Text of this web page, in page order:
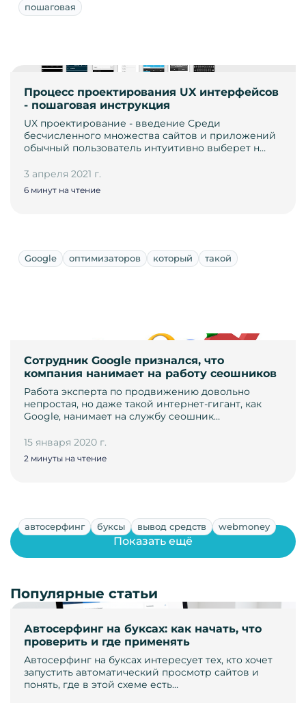
пошаговая
Процесс проектирования UX интерфейсов
- пошаговая инструкция
UX проектирование - введение Среди
бесчисленного множества сайтов и приложений
обычный пользователь интуитивно выберет н…
3 апреля 2021 г.
6 минут на чтение
Google оптимизаторов который такой
Сотрудник Google признался, что
компания нанимает на работу сеошников
Работа эксперта по продвижению довольно
непростая, но даже такой интернет-гигант, как
Google, нанимает на службу сеошник…
15 января 2020 г.
2 минуты на чтение
автосерфинг буксы вывод средств webmoney
Автосерфинг на буксах: как начать, что
проверить и где применять
Автосерфинг на буксах интересует тех, кто хочет
запустить автоматический просмотр сайтов и
понять, где в этой схеме есть…
Показать ещё
Популярные статьи